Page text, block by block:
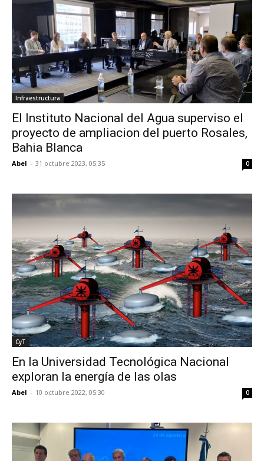
Infraestructura
El Instituto Nacional del Agua superviso el
proyecto de ampliacion del puerto Rosales,
Bahia Blanca
Abel - 31 octubre 2023, 05:35 0
CyT
En la Universidad Tecnológica Nacional
exploran la energía de las olas
Abel - 10 octubre 2022, 05:30 0